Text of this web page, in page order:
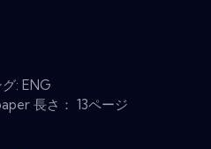
: ENG
長さ： 13ページ